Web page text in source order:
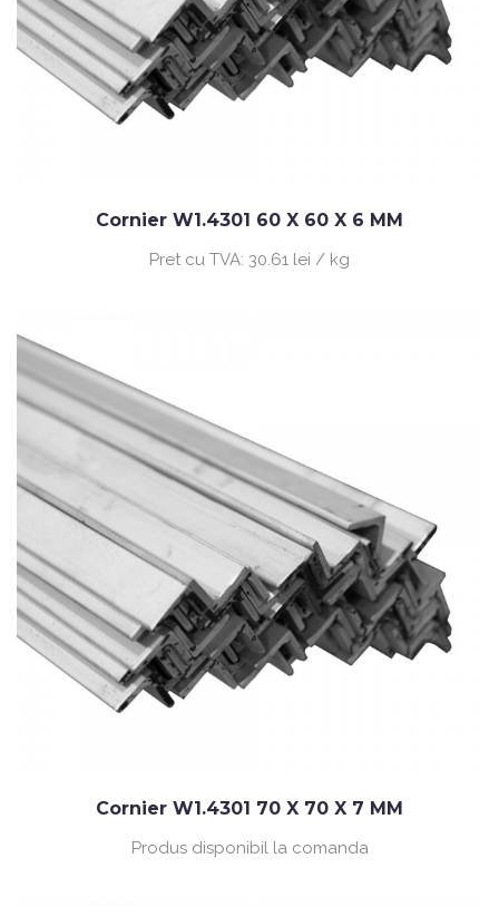
Cornier W1.4301 60 X 60 X 6 MM
Pret cu TVA: 30.61 lei / kg
Cornier W1.4301 70 X 70 X 7 MM
Produs disponibil la comanda